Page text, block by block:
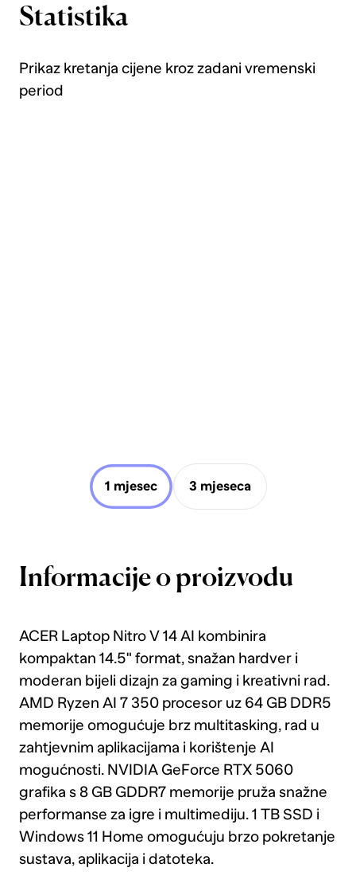
Statistika
Prikaz kretanja cijene kroz zadani vremenski
period
1 mjesec 3 mjeseca
Informacije o proizvodu
ACER Laptop Nitro V 14 AI kombinira
kompaktan 14.5" format, snažan hardver i
moderan bijeli dizajn za gaming i kreativni rad.
AMD Ryzen AI 7 350 procesor uz 64 GB DDR5
memorije omogućuje brz multitasking, rad u
zahtjevnim aplikacijama i korištenje AI
mogućnosti. NVIDIA GeForce RTX 5060
grafika s 8 GB GDDR7 memorije pruža snažne
performanse za igre i multimediju. 1 TB SSD i
Windows 11 Home omogućuju brzo pokretanje
sustava, aplikacija i datoteka.